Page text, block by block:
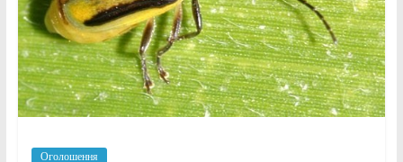
Оголошення